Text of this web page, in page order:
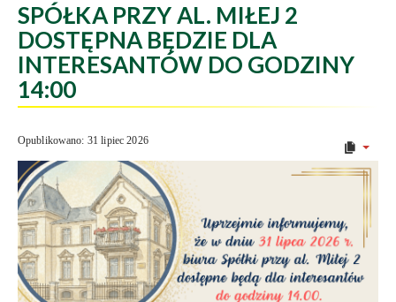
SPÓŁKA PRZY AL. MIŁEJ 2
DOSTĘPNA BĘDZIE DLA
INTERESANTÓW DO GODZINY
14:00
Opublikowano: 31 lipiec 2026